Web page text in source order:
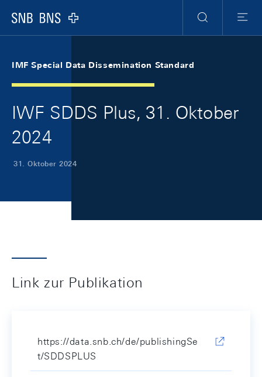
Logo
Suche
Menu
IMF Special Data Dissemination Standard
IWF SDDS Plus, 31. Oktober
2024
31. Oktober 2024
Link zur Publikation
https://data.snb.ch/de/publishingSe
t/SDDSPLUS